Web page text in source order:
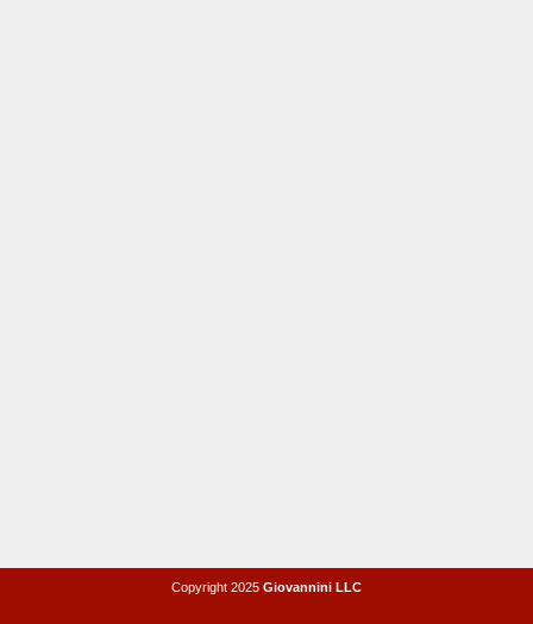
Copyright 2025 Giovannini LLC